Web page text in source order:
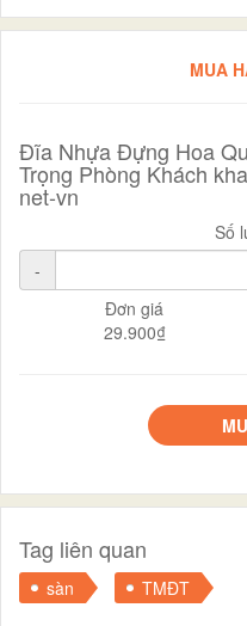
MUA
Đĩa Nhựa Đựng Hoa
Trọng Phòng Khách
net-vn
Số
-
Đơn giá
29.900₫
Tag liên quan
sàn TMĐT